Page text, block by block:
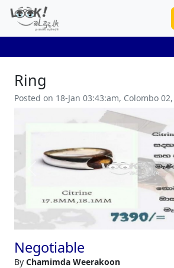
Ring
Posted on 18-Jan 03:43:am, Colombo
Previous
Negotiable
By Chamimda Weerakoon